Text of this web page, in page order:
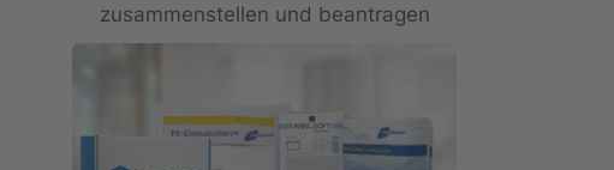
zusammenstellen und beantragen